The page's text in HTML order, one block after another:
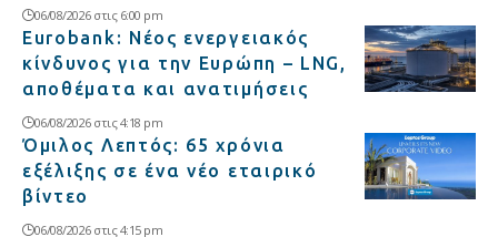
06/08/2026 στις 6:00 pm
Eurobank: Νέος ενεργειακός
κίνδυνος για την Ευρώπη – LNG,
αποθέματα και ανατιμήσεις
06/08/2026 στις 4:18 pm
Όμιλος Λεπτός: 65 χρόνια
εξέλιξης σε ένα νέο εταιρικό
βίντεο
06/08/2026 στις 4:15 pm